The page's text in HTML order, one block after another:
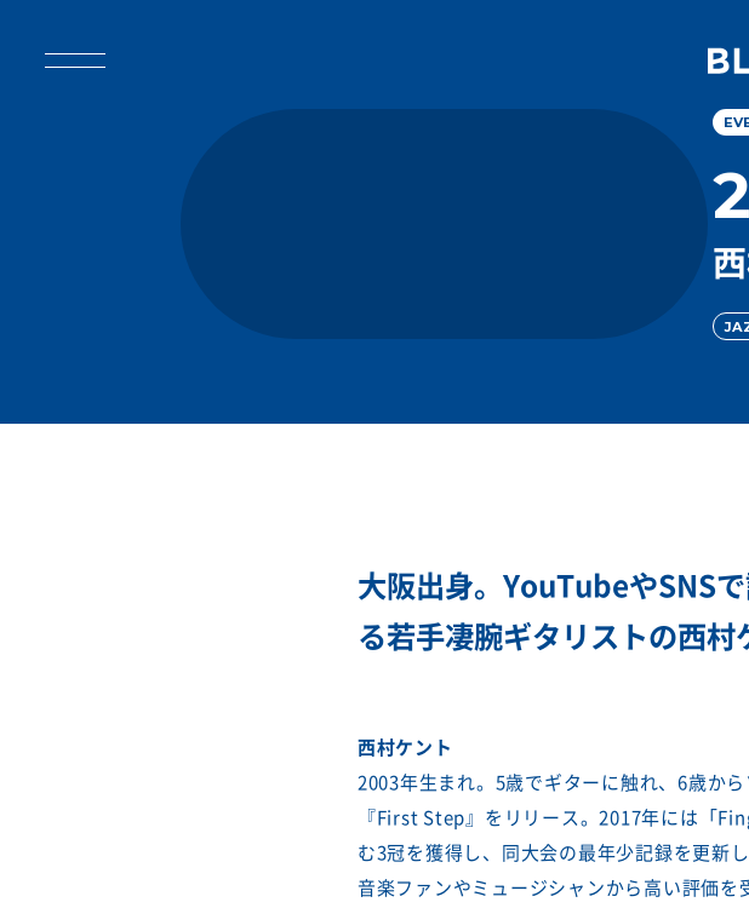
大阪出身。YouTubeやSNS
る若手凄腕ギタリストの西村
西村ケント
2003年生まれ。5歳でギターに触れ、6歳か
『First Step』をリリース。2017年には「
む3冠を獲得し、同大会の最年少記録を更新
音楽ファンやミュージシャンから高い評価